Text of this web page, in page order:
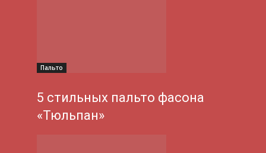
Пальто
5 стильных пальто фасона
«Тюльпан»